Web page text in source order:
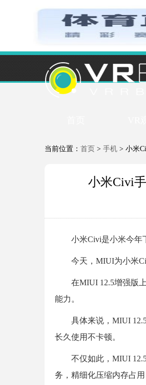
当前位置： 首页 > 手机 > 小米
小米Civi
小米Civi是小米今年下
今天，MIUI为小米Civi
在MIUI 12.5增强版上
能力。
具体来说，MIUI 12.5
长久使用不卡顿。
不仅如此，MIUI 12.5
务，精细化压缩内存占